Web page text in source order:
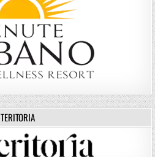
TERITORIA